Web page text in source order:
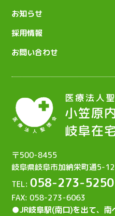
お知らせ
採用情報
お問い合わせ
〒500-8455
岐阜県岐阜市加納栄町通5-12
TEL: 058-273-5250
FAX: 058-273-6063
●JR岐阜駅(南口)を出て、 南